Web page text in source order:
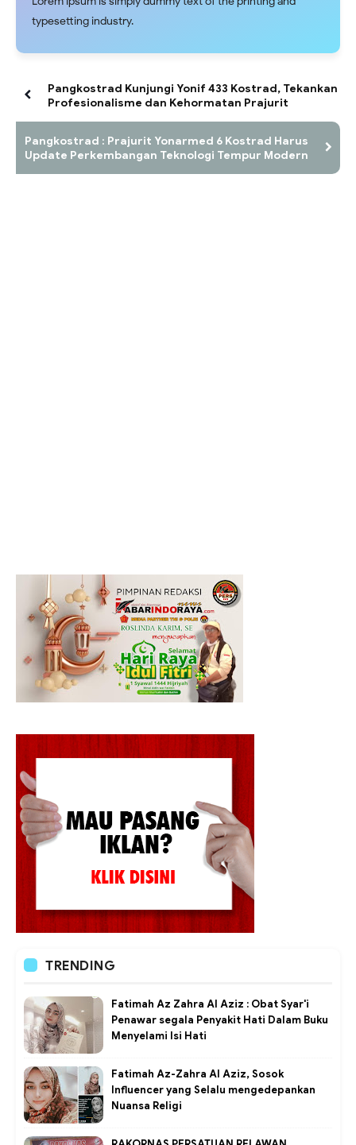
typesetting industry.
Pangkostrad Kunjungi Yonif 433 Kostrad, Tekankan
Profesionalisme dan Kehormatan Prajurit
Pangkostrad : Prajurit Yonarmed 6 Kostrad Harus
Update Perkembangan Teknologi Tempur Modern
TRENDING
Fatimah Az Zahra Al Aziz : Obat Syar'i
Penawar segala Penyakit Hati Dalam Buku
Menyelami Isi Hati
Fatimah Az-Zahra Al Aziz, Sosok
Influencer yang Selalu mengedepankan
Nuansa Religi